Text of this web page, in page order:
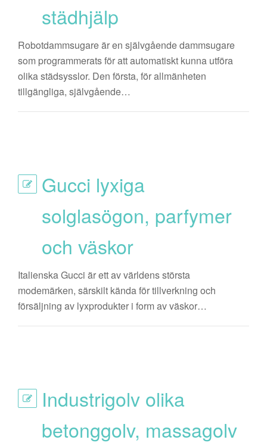
städhjälp
Robotdammsugare är en självgående dammsugare
som programmerats för att automatiskt kunna utföra
olika städsysslor. Den första, för allmänheten
tillgängliga, självgående…
Gucci lyxiga
solglasögon, parfymer
och väskor
Italienska Gucci är ett av världens största
modemärken, särskilt kända för tillverkning och
försäljning av lyxprodukter i form av väskor…
Industrigolv olika
betonggolv, massagolv